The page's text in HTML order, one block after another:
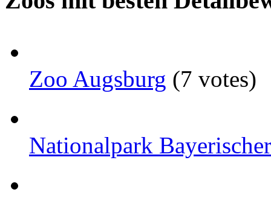
Zoo Augsburg (7 votes)
Nationalpark